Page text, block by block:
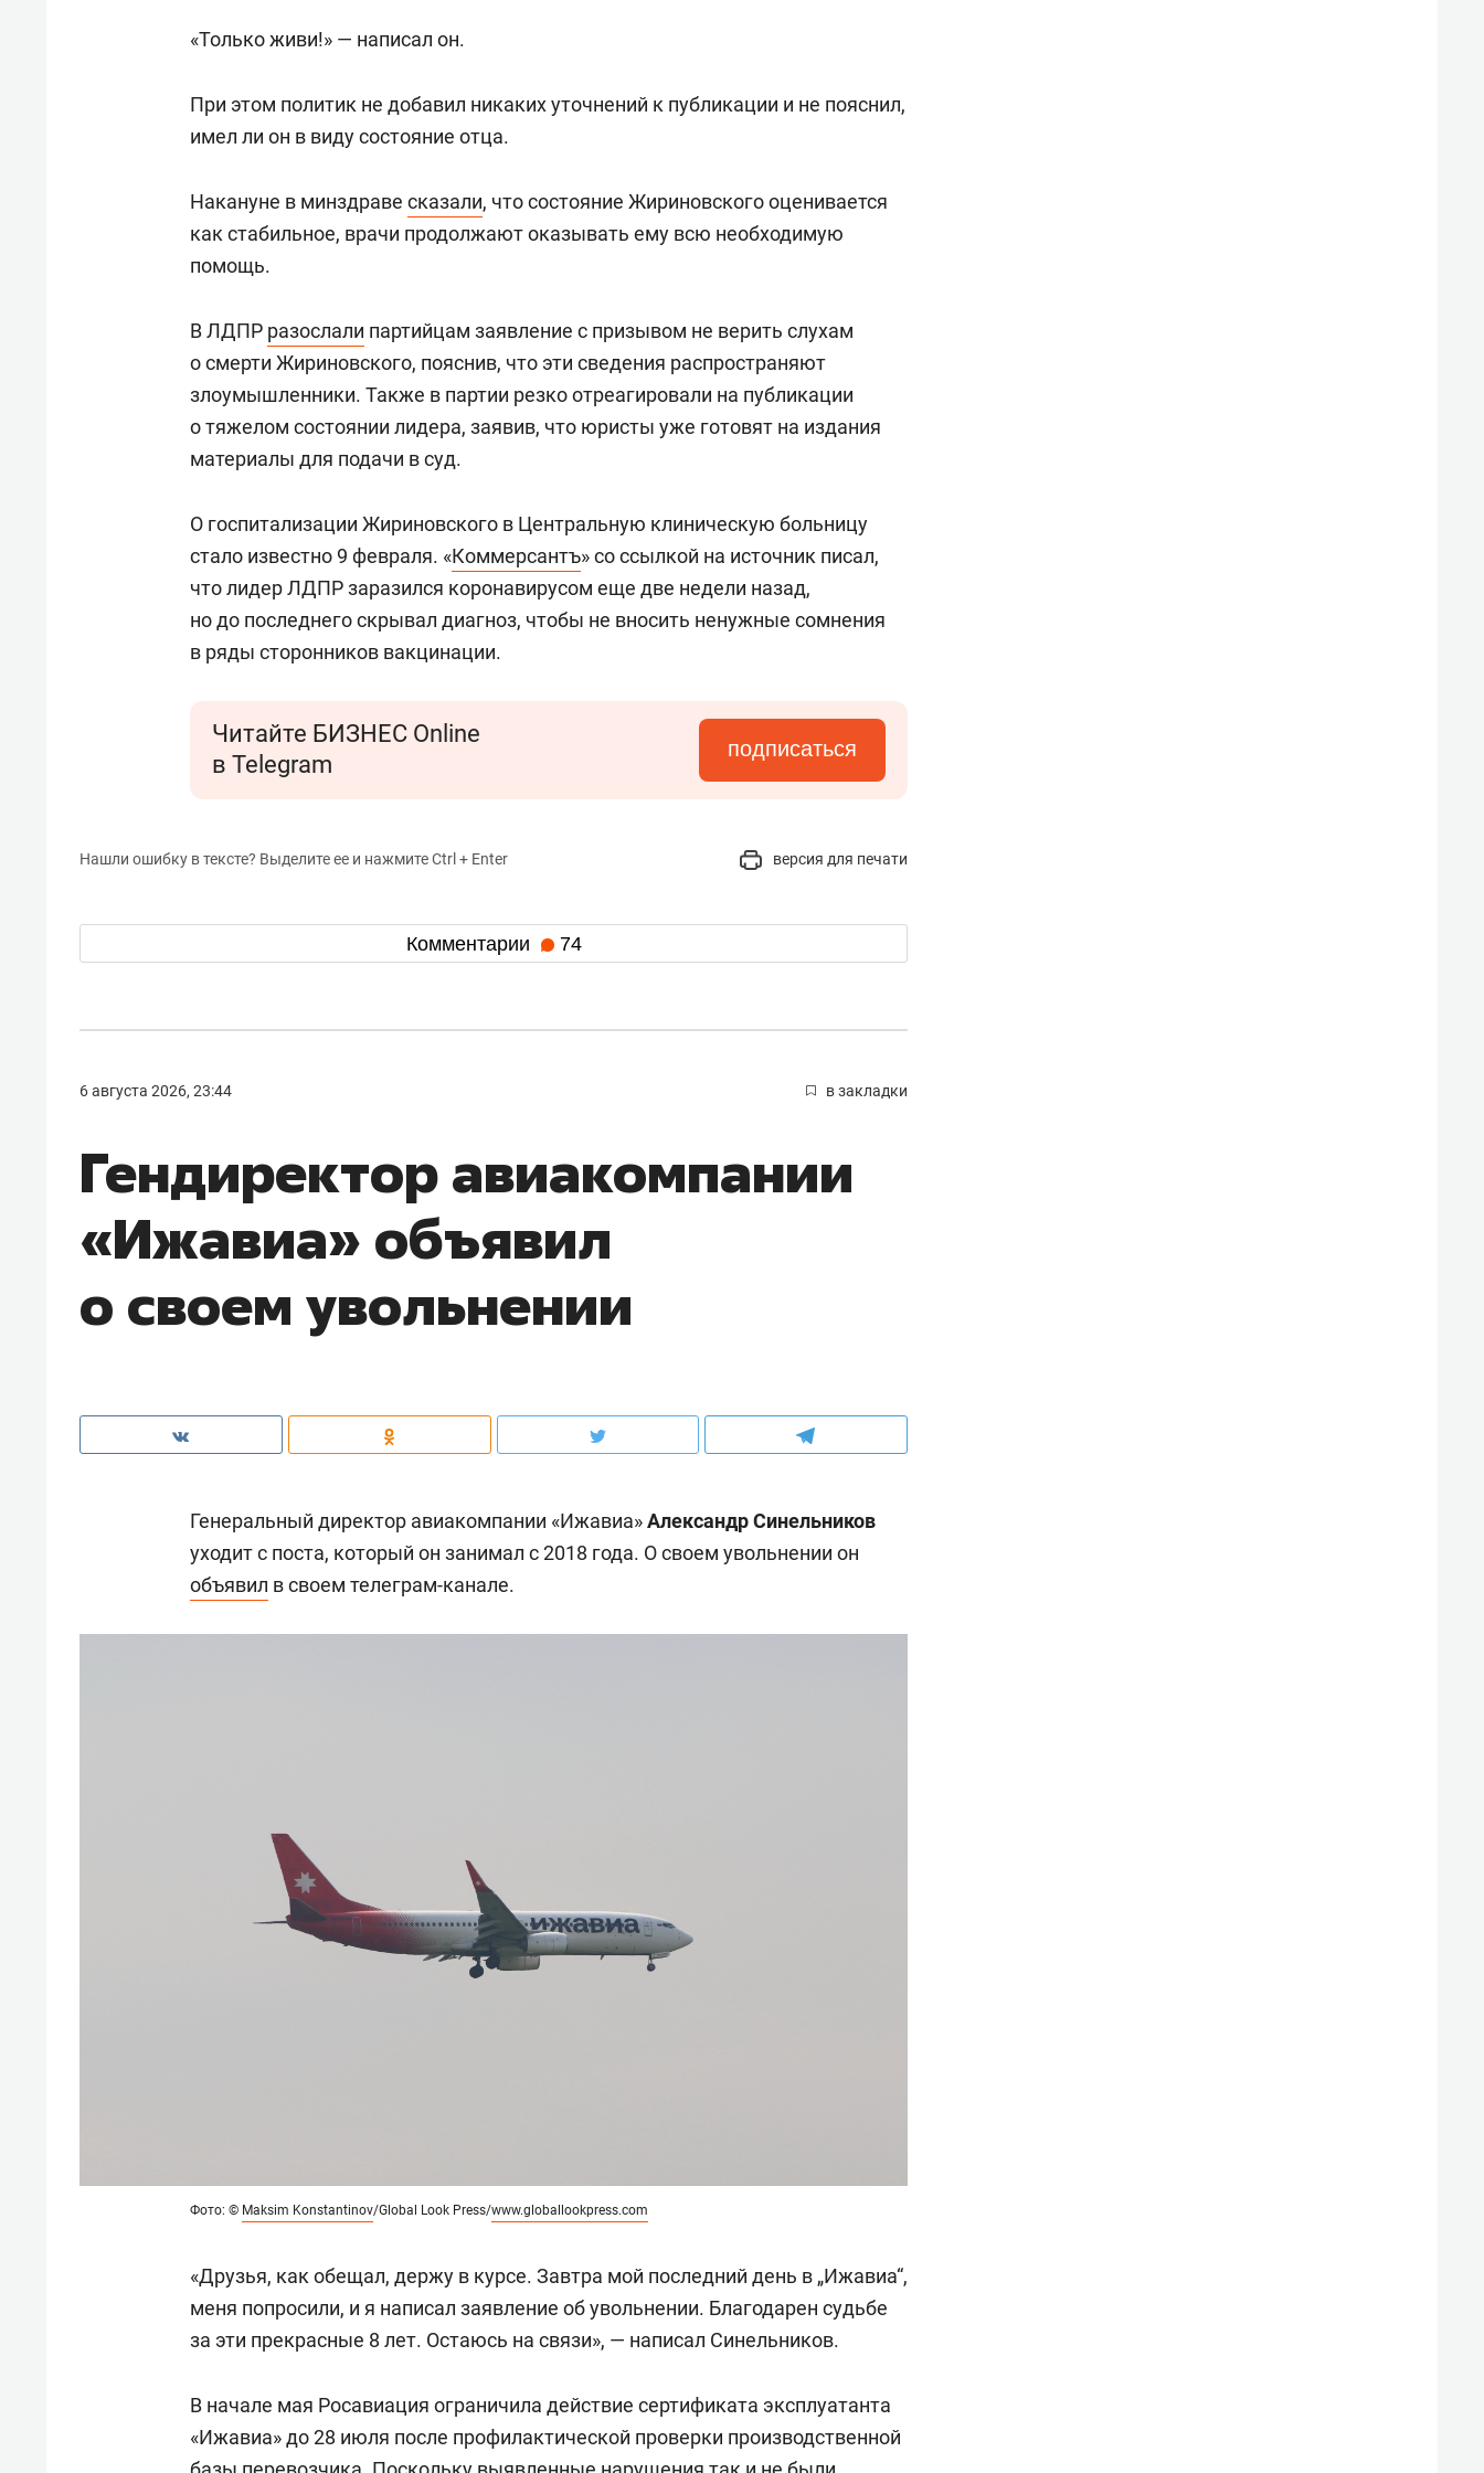
«Только живи!» — написал он.
При этом политик не добавил никаких уточнений к публикации и не пояснил,
имел ли он в виду состояние отца.
Накануне в минздраве сказали, что состояние Жириновского оценивается
как стабильное, врачи продолжают оказывать ему всю необходимую
помощь.
В ЛДПР разослали партийцам заявление с призывом не верить слухам
о смерти Жириновского, пояснив, что эти сведения распространяют
злоумышленники. Также в партии резко отреагировали на публикации
о тяжелом состоянии лидера, заявив, что юристы уже готовят на издания
материалы для подачи в суд.
О госпитализации Жириновского в Центральную клиническую больницу
стало известно 9 февраля. «Коммерсантъ» со ссылкой на источник писал,
что лидер ЛДПР заразился коронавирусом еще две недели назад,
но до последнего скрывал диагноз, чтобы не вносить ненужные сомнения
в ряды сторонников вакцинации.
Читайте БИЗНЕС Online
в Telegram
подписаться
Нашли ошибку в тексте? Выделите ее и нажмите Ctrl + Enter версия для печати
Комментарии 74
6 августа 2026, 23:44 в закладки
Гендиректор авиакомпании
«Ижавиа» объявил
о своем увольнении
Генеральный директор авиакомпании «Ижавиа»Александр Синельников
уходит с поста, который он занимал с 2018 года. О своем увольнении он
объявил в своем телеграм-канале.
Фото: © Maksim Konstantinov/Global Look Press/www.globallookpress.com
«Друзья, как обещал, держу в курсе. Завтра мой последний день в „Ижавиа“,
меня попросили, и я написал заявление об увольнении. Благодарен судьбе
за эти прекрасные 8 лет. Остаюсь на связи», — написал Синельников.
В начале мая Росавиация ограничила действие сертификата эксплуатанта
«Ижавиа» до 28 июля после профилактической проверки производственной